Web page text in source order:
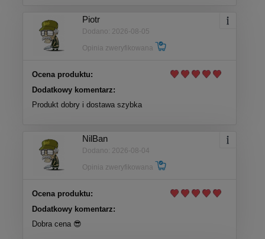
Piotr
Dodano: 2026-08-05
Opinia zweryfikowana
Ocena produktu:
Dodatkowy komentarz:
Produkt dobry i dostawa szybka
NilBan
Dodano: 2026-08-04
Opinia zweryfikowana
Ocena produktu:
Dodatkowy komentarz:
Dobra cena 😎